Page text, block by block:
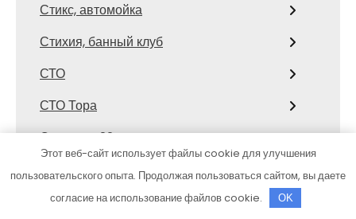
Стикс, автомойка
Стихия, банный клуб
СТО
СТО Тора
Столярка 22, производственно-
торговая компания
Этот веб-сайт использует файлы cookie для улучшения
пользовательского опыта. Продолжая пользоваться сайтом, вы даете
согласие на использование файлов cookie.
OK